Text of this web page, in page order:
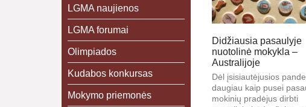
Didžiausia pasaulyje
nuotolinė mokykla –
Australijoje
Dėl įsisiautėjusios
daugiau kaip pusei
mokinių pradėjus dirbti
LGMA naujienos
LGMA forumai
Olimpiados
Kudabos konkursas
Mokymo priemonės